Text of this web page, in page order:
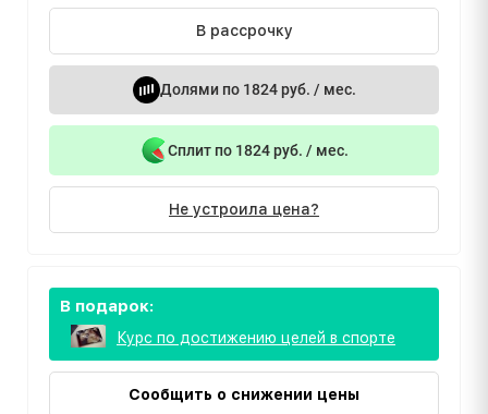
В рассрочку
Долями по 1824 руб. / мес.
Сплит по 1824 руб. / мес.
Не устроила цена?
В подарок:
Курс по достижению целей в спорте
Сообщить о снижении цены